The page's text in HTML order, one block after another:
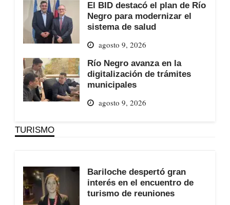
El BID destacó el plan de Río
Negro para modernizar el
sistema de salud
agosto 9, 2026
Río Negro avanza en la
digitalización de trámites
municipales
agosto 9, 2026
TURISMO
Bariloche despertó gran
interés en el encuentro de
turismo de reuniones